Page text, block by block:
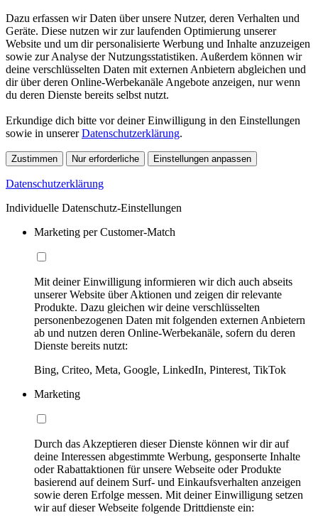
Dazu erfassen wir Daten über unsere Nutzer, deren Verhalten und
Geräte. Diese nutzen wir zur laufenden Optimierung unserer
Website und um dir personalisierte Werbung und Inhalte anzuzeigen
sowie zur Analyse der Nutzungsstatistiken. Außerdem können wir
deine verschlüsselten Daten mit externen Anbietern abgleichen und
dir über deren Online-Werbekanäle Angebote anzeigen, nur wenn
du deren Dienste bereits selbst nutzt.
Erkundige dich bitte vor deiner Einwilligung in den Einstellungen
sowie in unsererDatenschutzerklärung.
Zustimmen Nur erforderliche Einstellungen anpassen
Datenschutzerklärung
Individuelle Datenschutz-Einstellungen
Marketing per Customer-Match
Mit deiner Einwilligung informieren wir dich auch abseits
unserer Website über Aktionen und zeigen dir relevante
Produkte. Dazu gleichen wir deine verschlüsselten
personenbezogenen Daten mit folgenden externen Anbietern
ab und nutzen deren Online-Werbekanäle, sofern du deren
Dienste bereits nutzt:
Bing, Criteo, Meta, Google, LinkedIn, Pinterest, TikTok
Marketing
Durch das Akzeptieren dieser Dienste können wir dir auf
deine Interessen abgestimmte Werbung, gesponserte Inhalte
oder Rabattaktionen für unsere Webseite oder Produkte
basierend auf deinem Surf- und Einkaufsverhalten anzeigen
sowie deren Erfolge messen. Mit deiner Einwilligung setzen
wir auf dieser Webseite folgende Drittdienste ein: